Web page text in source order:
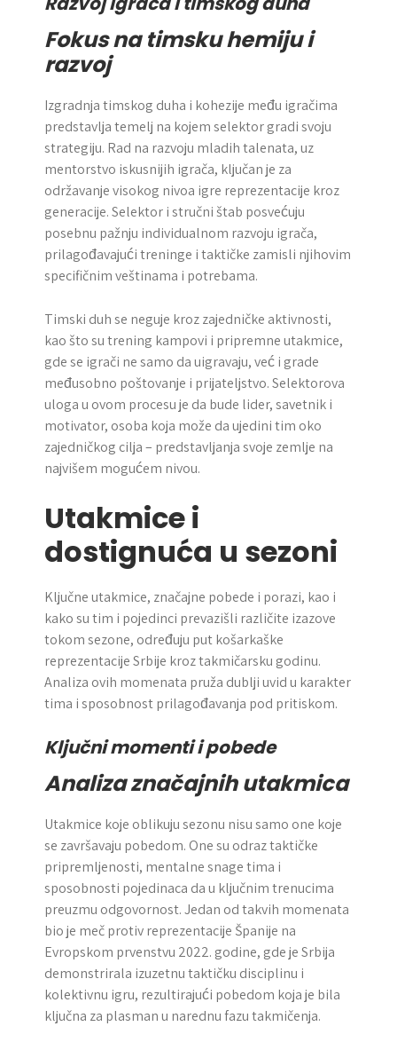
Fokus na timsku hemiju i
razvoj
Izgradnja timskog duha i kohezije među igračima
predstavlja temelj na kojem selektor gradi svoju
strategiju. Rad na razvoju mladih talenata, uz
mentorstvo iskusnijih igrača, ključan je za
održavanje visokog nivoa igre reprezentacije kroz
generacije. Selektor i stručni štab posvećuju
posebnu pažnju individualnom razvoju igrača,
prilagođavajući treninge i taktičke zamisli njihovim
specifičnim veštinama i potrebama.
Timski duh se neguje kroz zajedničke aktivnosti,
kao što su trening kampovi i pripremne utakmice,
gde se igrači ne samo da uigravaju, već i grade
međusobno poštovanje i prijateljstvo. Selektorova
uloga u ovom procesu je da bude lider, savetnik i
motivator, osoba koja može da ujedini tim oko
zajedničkog cilja – predstavljanja svoje zemlje na
najvišem mogućem nivou.
Utakmice i
dostignuća u sezoni
Ključne utakmice, značajne pobede i porazi, kao i
kako su tim i pojedinci prevazišli različite izazove
tokom sezone, određuju put košarkaške
reprezentacije Srbije kroz takmičarsku godinu.
Analiza ovih momenata pruža dublji uvid u karakter
tima i sposobnost prilagođavanja pod pritiskom.
Ključni momenti i pobede
Analiza značajnih utakmica
Utakmice koje oblikuju sezonu nisu samo one koje
se završavaju pobedom. One su odraz taktičke
pripremljenosti, mentalne snage tima i
sposobnosti pojedinaca da u ključnim trenucima
preuzmu odgovornost. Jedan od takvih momenata
bio je meč protiv reprezentacije Španije na
Evropskom prvenstvu 2022. godine, gde je Srbija
demonstrirala izuzetnu taktičku disciplinu i
kolektivnu igru, rezultirajući pobedom koja je bila
ključna za plasman u narednu fazu takmičenja.